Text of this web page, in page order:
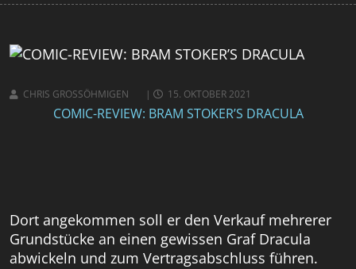
CHRIS GROSSÖHMIGEN 15. OKTOBER 2021
COMIC-REVIEW: BRAM STOKER’S DRACULA
Dort angekommen soll er den Verkauf mehrerer
Grundstücke an einen gewissen Graf Dracula
abwickeln und zum Vertragsabschluss führen.